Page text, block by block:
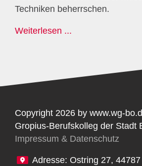
Techniken beherrschen.
Weiterlesen ...
Copyright 2026 by www.wg-
Gropius-Berufskolleg der Stadt
Impressum & Datenschutz
Adresse: Ostring 27,